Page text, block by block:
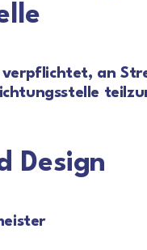
an
Design